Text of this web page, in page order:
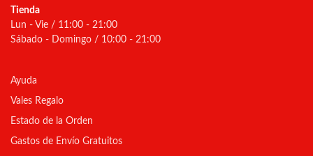
Tienda
Lun - Vie / 11:00 - 21:00
Sábado - Domingo / 10:00 - 21:00
Ayuda
Vales Regalo
Estado de la Orden
Gastos de Envío Gratuitos